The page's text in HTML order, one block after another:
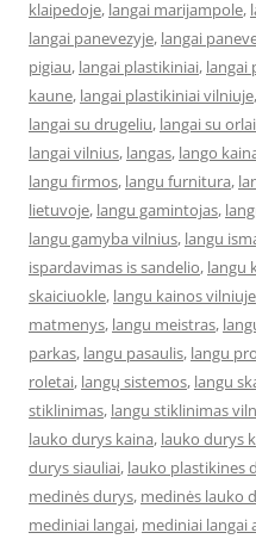
klaipedoje, langai marijampole,
langai panevezyje, langai
pigiau, langai plastikiniai, langai
kaune, langai plastikiniai vilniuje,
langai su drugeliu, langai su
langai vilnius, langas, lango
langu firmos, langu furnitura,
lietuvoje, langu gamintojas,
langu gamyba vilnius, langu
ispardavimas is sandelio, langu
skaiciuokle, langu kainos vilniuje
matmenys, langu meistras,
parkas, langu pasaulis, langu
roletai, langų sistemos, langu
stiklinimas, langu stiklinimas
lauko durys kaina, lauko durys
durys siauliai, lauko plastikines
medinės durys, medinės lauko
mediniai langai, mediniai langai